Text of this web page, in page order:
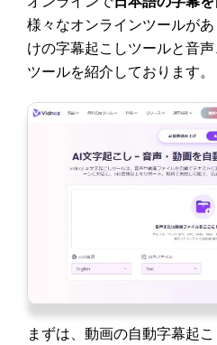
様々なオンラインツールが
けの字幕起こしツールと音
ツールを紹介しております。
まずは、動画の自動字幕起